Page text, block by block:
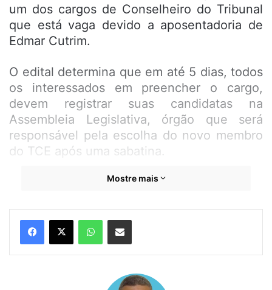
um dos cargos de Conselheiro do Tribunal
que está vaga devido a aposentadoria de
Edmar Cutrim.
O edital determina que em até 5 dias, todos
os interessados em preencher o cargo,
devem registrar suas candidatas na
Assembleia Legislativa, órgão que será
responsável pela escolha do novo membro
do TCE após uma sabatina.
Para ser Conselheiro, o candidato deverá
eles, contar com mais de 35 e menos que
65 anos de idade; ter idoneidade moral e
reputação ilibada; ostentar notórios
econômicos e financeiros ou de
Mostre mais